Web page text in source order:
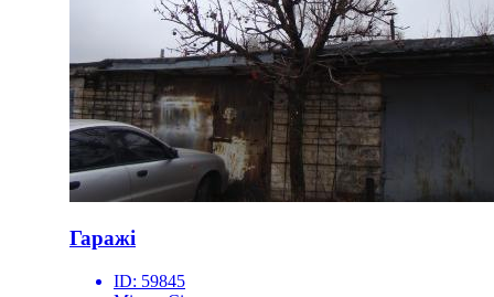
Гаражі
ID: 59845